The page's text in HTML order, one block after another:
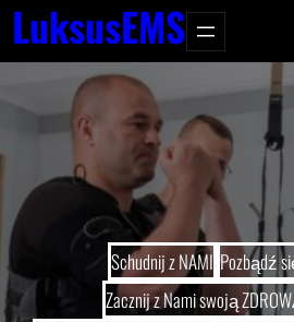
LuksusEMS
Schudnij z NAMI Pozbądź
Zacznij z Nami swoją